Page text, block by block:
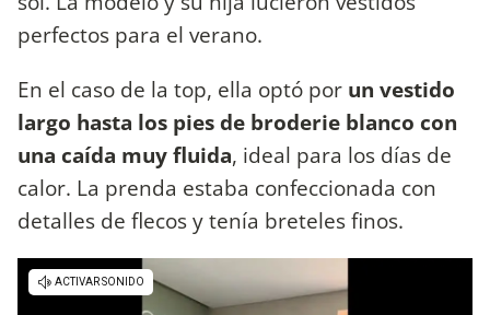
perfectos para el verano.
En el caso de la top, ella optó por un vestido
largo hasta los pies de broderie blanco con
una caída muy fluida, ideal para los días de
calor. La prenda estaba confeccionada con
detalles de flecos y tenía breteles finos.